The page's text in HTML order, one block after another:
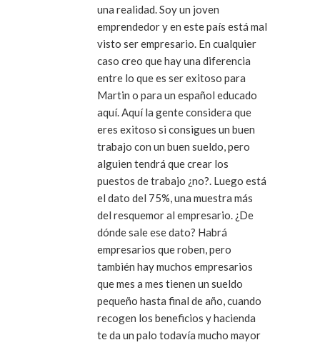
una realidad. Soy un joven
emprendedor y en este país está mal
visto ser empresario. En cualquier
caso creo que hay una diferencia
entre lo que es ser exitoso para
Martin o para un español educado
aquí. Aquí la gente considera que
eres exitoso si consigues un buen
trabajo con un buen sueldo, pero
alguien tendrá que crear los
puestos de trabajo ¿no?. Luego está
el dato del 75%, una muestra más
del resquemor al empresario. ¿De
dónde sale ese dato? Habrá
empresarios que roben, pero
también hay muchos empresarios
que mes a mes tienen un sueldo
pequeño hasta final de año, cuando
recogen los beneficios y hacienda
te da un palo todavía mucho mayor